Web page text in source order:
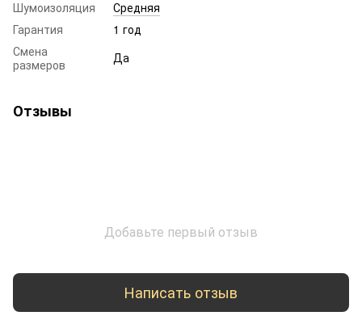
Шумоизоляция
Средняя
Гарантия
1 год
Смена
размеров
Да
Отзывы
Добавьте первый отзыв
Написать отзыв